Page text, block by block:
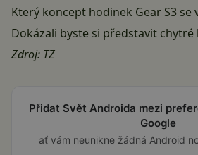
Který koncept hodinek Gear S3 se
Dokázali byste si představit chytré
Zdroj: TZ
Přidat Svět Androida mezi
Google
ať vám neunikne žádná Android